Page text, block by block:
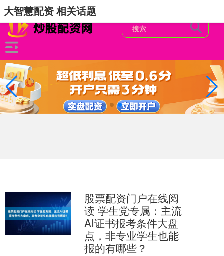
-->大智慧配资 相关话题
股票配资门户在线阅
读 学生党专属：主流
AI证书报考条件大盘
点，非专业学生也能
报的有哪些？